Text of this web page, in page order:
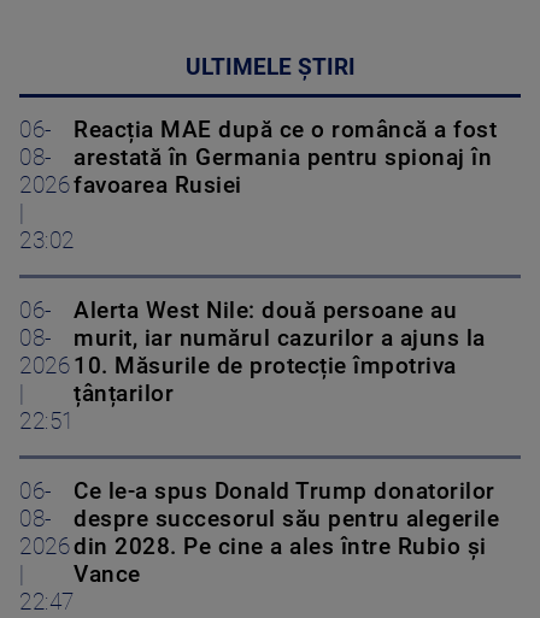
ULTIMELE ȘTIRI
06-
08-
2026
23:02
Reacția MAE după ce o româncă a fost
arestată în Germania pentru spionaj în
favoarea Rusiei
06-
08-
2026
22:51
Alerta West Nile: două persoane au
murit, iar numărul cazurilor a ajuns la
10. Măsurile de protecție împotriva
țânțarilor
06-
08-
2026
22:47
Ce le-a spus Donald Trump donatorilor
despre succesorul său pentru alegerile
din 2028. Pe cine a ales între Rubio și
Vance